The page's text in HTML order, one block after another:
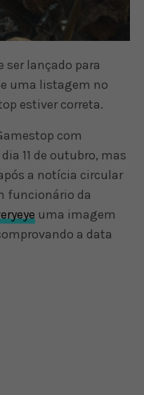
ser lançado para
uma listagem no
estiver correta.
com
11 de outubro, mas
a notícia circular
funcionário da
uma imagem
a data